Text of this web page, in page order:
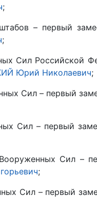
;
– первый
;
Сил Российской
Юрий Николаевич;
Сил – первый
Сил – первый
Сил –
;
Сил – первый